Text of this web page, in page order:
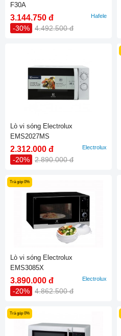
F30A
3.144.750 đ
-30% 4.492.500 đ
Hafele
Lò vi sóng Electrolux
EMS2027MS
2.312.000 đ
-20% 2.890.000 đ
Electrolux
Trả góp 0%
Lò vi sóng Electrolux
EMS3085X
3.890.000 đ
-20% 4.862.500 đ
Electrolux
Trả góp 0%